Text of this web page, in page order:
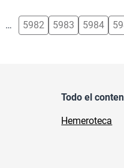
… 5982 5983 5984
Todo el
Hemeroteca